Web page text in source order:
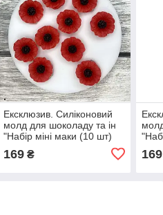
Ексклюзив. Силіконовий
молд для шоколаду та ін
"Набір міні маки (10 шт)
169₴ 169